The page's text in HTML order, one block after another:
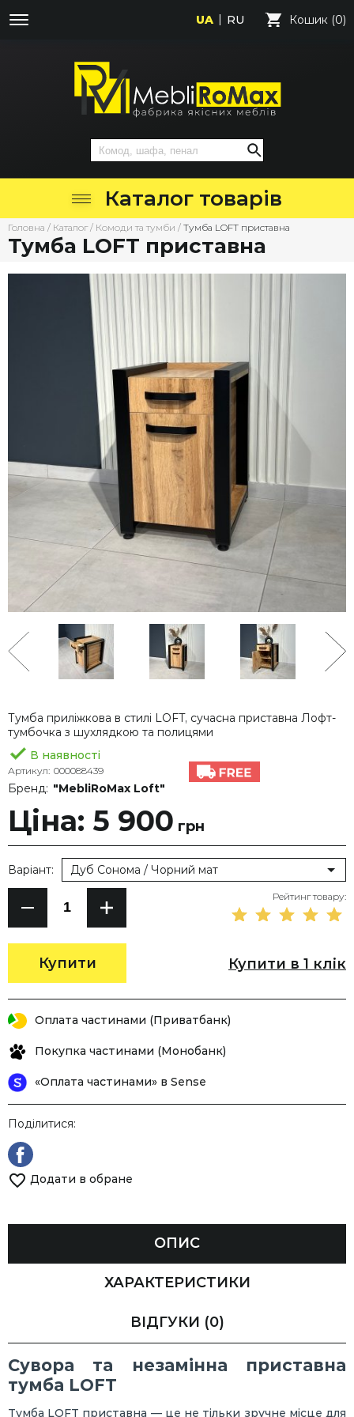
UA RU Кошик (0)
Каталог товарів
Головна / Каталог / Комоди та тумби / Тумба LOFT приставна
Тумба LOFT приставна
Тумба приліжкова в стилі LOFT, сучасна приставна Лофт-
тумбочка з шухлядкою та полицями
В наявності
Артикул: 000088439
Бренд: "MebliRoMax Loft"
Ціна: 5 900 грн
Купити
Варіант: Дуб Сонома / Чорний мат
Рейтинг товару:
Купити в 1 клік
Оплата частинами (Приватбанк)
Покупка частинами (Монобанк)
«Оплата частинами» в Sense
Поділитися:
Додати в обране
ОПИС
ХАРАКТЕРИСТИКИ
ВІДГУКИ (0)
Сувора та незамінна приставна
тумба LOFT
Тумба LOFT приставна — це не тільки зручне місце для